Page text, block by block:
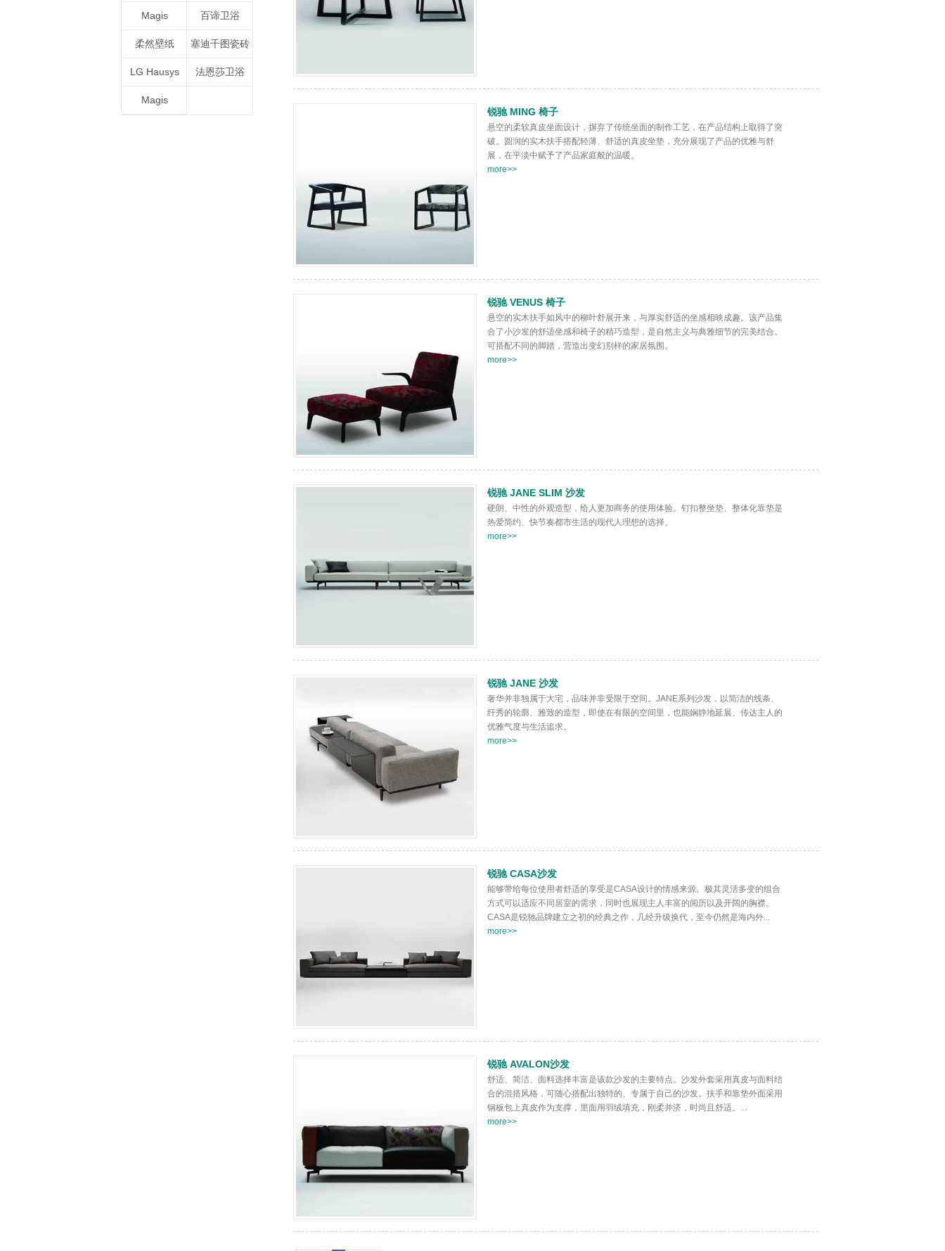
Magis 百谛卫浴
柔然壁纸 塞迪千图瓷砖
LG Hausys 法恩莎卫浴
Magis
锐驰 MING 椅子
悬空的柔软真皮坐面设计，摒弃了传统坐面的制作工艺，在产品结构上取得了突
破。圆润的实木扶手搭配轻薄、舒适的真皮坐垫，充分展现了产品的优雅与舒
展，在平淡中赋予了产品家庭般的温暖。
more>>
锐驰 VENUS 椅子
悬空的实木扶手如风中的柳叶舒展开来，与厚实舒适的坐感相映成趣。该产品集
合了小沙发的舒适坐感和椅子的精巧造型，是自然主义与典雅细节的完美结合。
可搭配不同的脚踏，营造出变幻别样的家居氛围。
more>>
锐驰 JANE SLIM 沙发
硬朗、中性的外观造型，给人更加商务的使用体验。钉扣整坐垫、整体化靠垫是
热爱简约、快节奏都市生活的现代人理想的选择。
more>>
锐驰 JANE 沙发
奢华并非独属于大宅，品味并非受限于空间。JANE系列沙发，以简洁的线条、
纤秀的轮廓、雅致的造型，即使在有限的空间里，也能娴静地延展、传达主人的
优雅气度与生活追求。
more>>
锐驰 CASA沙发
能够带给每位使用者舒适的享受是CASA设计的情感来源。极其灵活多变的组合
方式可以适应不同居室的需求，同时也展现主人丰富的阅历以及开阔的胸襟。
CASA是锐驰品牌建立之初的经典之作，几经升级换代，至今仍然是海内外...
more>>
锐驰 AVALON沙发
舒适、简洁、面料选择丰富是该款沙发的主要特点。沙发外套采用真皮与面料结
合的混搭风格，可随心搭配出独特的、专属于自己的沙发。扶手和靠垫外面采用
钢板包上真皮作为支撑，里面用羽绒填充，刚柔并济，时尚且舒适。...
more>>